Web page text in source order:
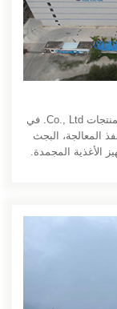
نبذة مختصرة عن العميل: أنشأت شركة Aquatic المنتجات Co., Ltd. في
المعالجة، البجث
الأغذية المجمدة.